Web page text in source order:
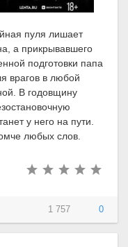
пуля лишает
а прикрывавшего
подготовки папа
врагов в любой
В годовщину
у него на пути.
любых слов.
1 757 0